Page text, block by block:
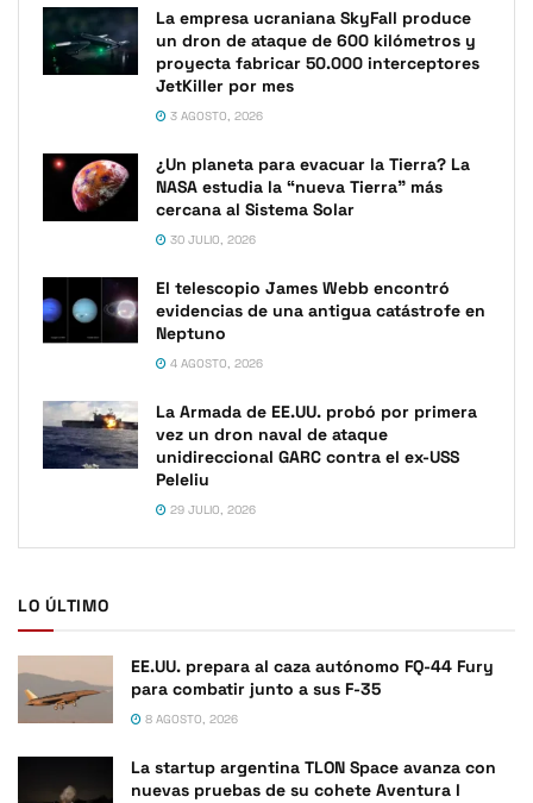
La empresa ucraniana SkyFall produce
un dron de ataque de 600 kilómetros y
proyecta fabricar 50.000 interceptores
JetKiller por mes
3 AGOSTO, 2026
¿Un planeta para evacuar la Tierra? La
NASA estudia la “nueva Tierra” más
cercana al Sistema Solar
30 JULIO, 2026
El telescopio James Webb encontró
evidencias de una antigua catástrofe en
Neptuno
4 AGOSTO, 2026
La Armada de EE.UU. probó por primera
vez un dron naval de ataque
unidireccional GARC contra el ex-USS
Peleliu
29 JULIO, 2026
LO ÚLTIMO
EE.UU. prepara al caza autónomo FQ-44 Fury
para combatir junto a sus F-35
8 AGOSTO, 2026
La startup argentina TLON Space avanza con
nuevas pruebas de su cohete Aventura I